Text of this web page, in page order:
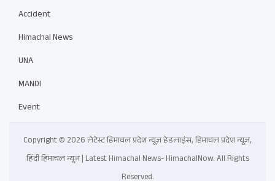
Accident
Himachal News
UNA
MANDI
Event
Copyright © 2026 लेटेस्ट हिमाचल प्रदेश न्यूज़ हेडलाइंस, हिमाचल प्रदेश न्यूज़,
हिंदी हिमाचल न्यूज़ | Latest Himachal News- HimachalNow. All Rights
Reserved.